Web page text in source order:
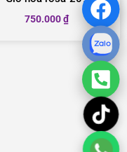
750.000₫